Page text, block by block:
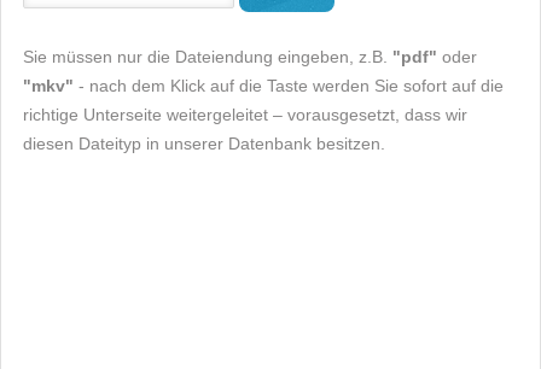
Sie müssen nur die Dateiendung eingeben, z.B. "pdf" oder
"mkv" - nach dem Klick auf die Taste werden Sie sofort auf die
richtige Unterseite weitergeleitet – vorausgesetzt, dass wir
diesen Dateityp in unserer Datenbank besitzen.